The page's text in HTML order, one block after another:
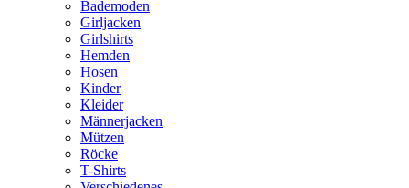
Bademoden
Girljacken
Girlshirts
Hemden
Hosen
Kinder
Kleider
Männerjacken
Mützen
Röcke
T-Shirts